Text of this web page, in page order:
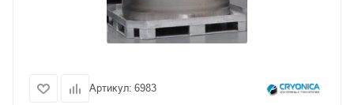
Артикул: 6983